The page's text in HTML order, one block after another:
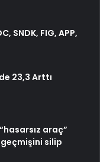
SNDK, FIG, APP,
23,3 Arttı
araç”
silip